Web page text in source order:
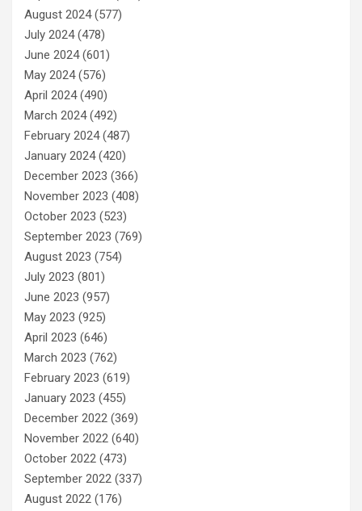
August 2024(577)
July 2024(478)
June 2024(601)
May 2024(576)
April 2024(490)
March 2024(492)
February 2024(487)
January 2024(420)
December 2023 (366)
November 2023 (408)
October 2023 (523)
September 2023 (769)
August 2023 (754)
July 2023 (801)
June 2023 (957)
May 2023 (925)
April 2023 (646)
March 2023 (762)
February 2023 (619)
January 2023 (455)
December 2022 (369)
November 2022 (640)
October 2022 (473)
September 2022 (337)
August 2022 (176)